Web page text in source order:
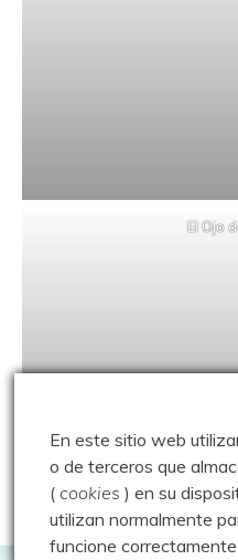
El Ojo
En este sitio web
o de terceros que
(cookies ) en su
utilizan normalmente
funcione